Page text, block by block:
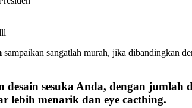
sampaikan sangatlah murah, jika dibandingkan
desain sesuka Anda, dengan
lebih menarik dan eye cacthing.